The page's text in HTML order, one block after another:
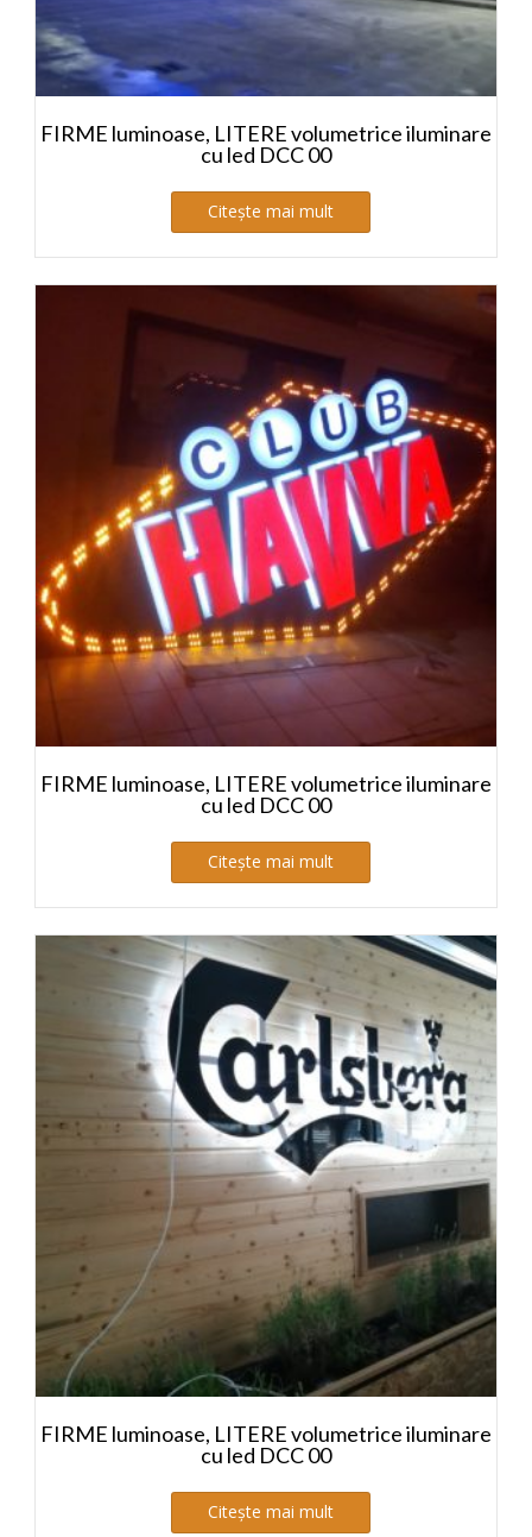
FIRME luminoase, LITERE volumetrice iluminare
cu led DCC 00
Citește mai mult
FIRME luminoase, LITERE volumetrice iluminare
cu led DCC 00
Citește mai mult
FIRME luminoase, LITERE volumetrice iluminare
cu led DCC 00
Citește mai mult